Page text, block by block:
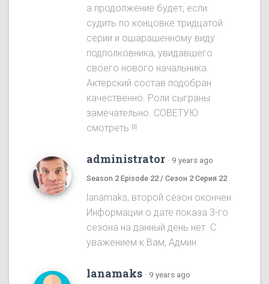
а продолжение будет, если
судить по концовке тридцатой
серии и ошарашенному виду
подполковника, увидавшего
своего нового начальника.
Актерский состав подобран
качественно. Роли сыграны
замечательно. СОВЕТУЮ
смотреть !!!
administrator · 9 years ago
Season 2 Episode 22 / Сезон 2 Серия 22
lanamaks, второй сезон окончен.
Информации о дате показа 3-го
сезона на данный день нет. С
уважением к Вам, Админ.
lanamaks · 9 years ago